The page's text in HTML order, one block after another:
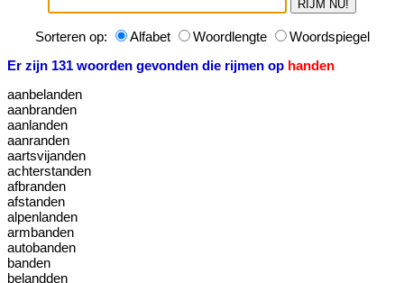
Sorteren op: Alfabet Woordlengte
Woordspiegel
Er zijn 131 woorden gevonden die rijmen op handen
aanbelanden
aanbranden
aanlanden
aanranden
aartsvijanden
achterstanden
afbranden
afstanden
alpenlanden
armbanden
autobanden
banden
belandden